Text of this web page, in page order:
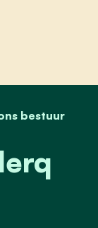
bestuur
clerq